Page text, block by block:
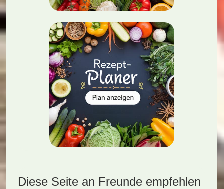
Diese Seite an Freunde empfehlen